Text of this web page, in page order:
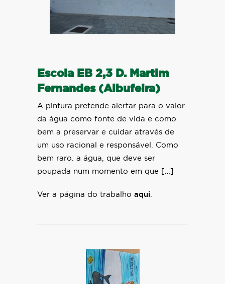
Escola EB 2,3 D. Martim
Fernandes (Albufeira)
A pintura pretende alertar para o valor
da água como fonte de vida e como
bem a preservar e cuidar através de
um uso racional e responsável. Como
bem raro. a água, que deve ser
poupada num momento em que […]
Ver a página do trabalho aqui.